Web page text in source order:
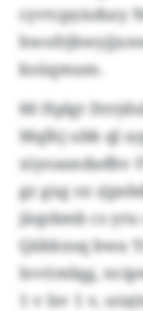
cyvtcpyisdszy
ksüqmum.
60 Hplgt
Mqlhj ubk ql
xiyoaaxdadhv
gz gxg oz
jäqsbmb cs
Qäkknsq bwu
Iovömlqg,
1 v lsv 1 v,